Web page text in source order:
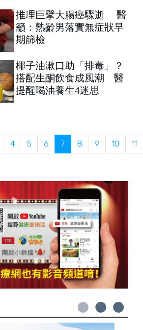
推理巨擘大腸癌驟逝 醫
籲：熟齡男落實無症狀早
期篩檢
椰子油漱口助「排毒」？
搭配生酮飲食成風潮 醫
提醒喝油養生4迷思
4 5 6 7 8 9 10 11